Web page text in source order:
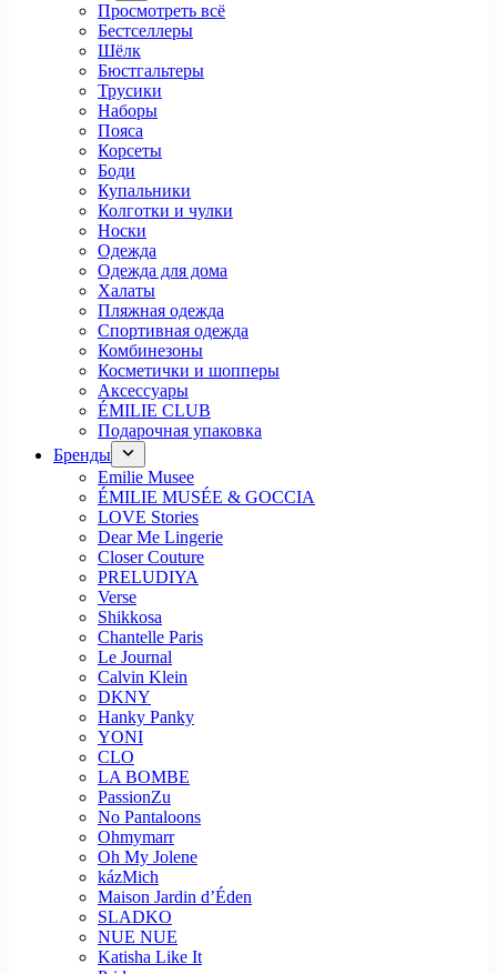
Просмотреть всё
Бестселлеры
Шёлк
Бюстгальтеры
Трусики
Наборы
Пояса
Корсеты
Боди
Купальники
Колготки и чулки
Носки
Одежда
Одежда для дома
Халаты
Пляжная одежда
Спортивная одежда
Комбинезоны
Косметички и шопперы
Аксессуары
ÉMILIE CLUB
Подарочная упаковка
Бренды
Emilie Musee
ÉMILIE MUSÉE & GOCCIA
LOVE Stories
Dear Me Lingerie
Closer Couture
PRELUDIYA
Verse
Shikkosa
Chantelle Paris
Le Journal
Calvin Klein
DKNY
Hanky Panky
YONI
CLO
LA BOMBE
PassionZu
No Pantaloons
Ohmymarr
Oh My Jolene
kázMich
Maison Jardin d’Éden
SLADKO
NUE NUE
Katisha Like It